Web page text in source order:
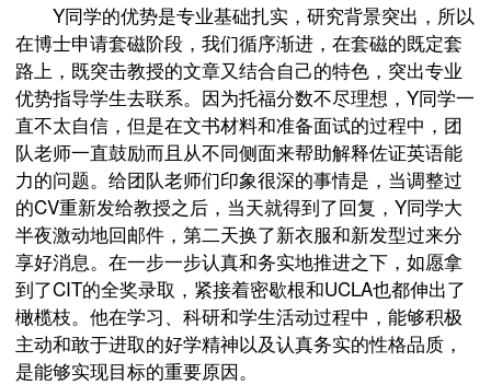
Y同学的优势是专业基础扎实，研究背景突出，所以
在博士申请套磁阶段，我们循序渐进，在套磁的既定套
路上，既突击教授的文章又结合自己的特色，突出专业
优势指导学生去联系。因为托福分数不尽理想，Y同学一
直不太自信，但是在文书材料和准备面试的过程中，团
队老师一直鼓励而且从不同侧面来帮助解释佐证英语能
力的问题。给团队老师们印象很深的事情是，当调整过
的CV重新发给教授之后，当天就得到了回复，Y同学大
半夜激动地回邮件，第二天换了新衣服和新发型过来分
享好消息。在一步一步认真和务实地推进之下，如愿拿
到了CIT的全奖录取，紧接着密歇根和UCLA也都伸出了
橄榄枝。他在学习、科研和学生活动过程中，能够积极
主动和敢于进取的好学精神以及认真务实的性格品质，
是能够实现目标的重要原因。